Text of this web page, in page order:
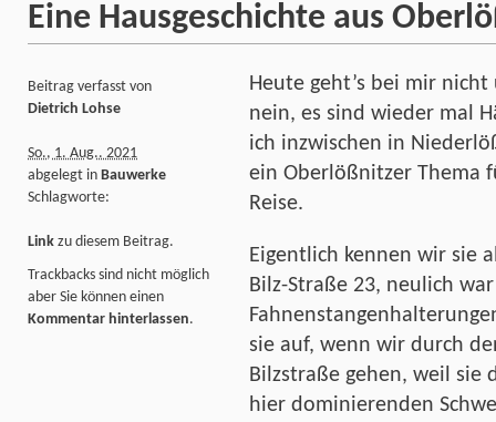
Eine Hausgeschichte aus
Heute geht’s bei mir
nein, es sind wieder mal
ich inzwischen in
ein Oberlößnitzer Thema
Reise.
Eigentlich kennen wir sie
Bilz-Straße 23, neulich
sie auf, wenn wir durch
Bilzstraße gehen, weil sie
hier dominierenden
Beitrag verfasst von
Dietrich Lohse
So., 1. Aug.. 2021
abgelegt in Bauwerke
Schlagworte:
Link zu diesem Beitrag.
Trackbacks sind nicht möglich
aber Sie können einen
Kommentar hinterlassen.